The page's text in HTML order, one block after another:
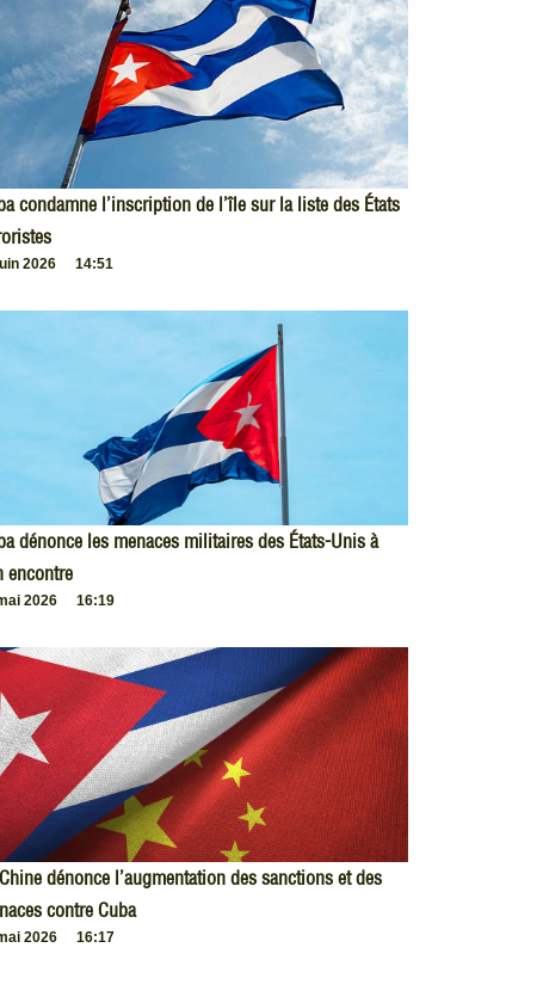
condamne l’inscription de l’île sur la liste des États
2026 14:51
dénonce les menaces militaires des États-Unis à
encontre
2026 16:19
dénonce l’augmentation des sanctions et des
contre Cuba
2026 16:17